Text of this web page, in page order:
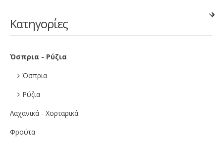
Κατηγορίες
Όσπρια - Ρύζια
Όσπρια
Ρύζια
Λαχανικά - Χορταρικά
Φρούτα